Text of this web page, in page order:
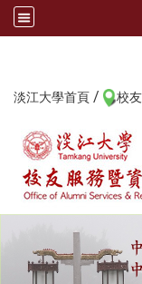
淡江大學首頁 / 校